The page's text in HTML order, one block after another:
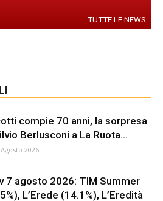
TUTTE LE NEWS
compie 70 anni, la sorpresa
Berlusconi a La Ruota...
2026
7 agosto 2026: TIM Summer
L’Erede (14.1%), L’Eredità